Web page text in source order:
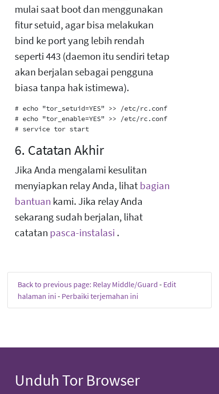
mulai saat boot dan menggunakan
fitur setuid, agar bisa melakukan
bind ke port yang lebih rendah
seperti 443 (daemon itu sendiri tetap
akan berjalan sebagai pengguna
biasa tanpa hak istimewa).
# echo "tor_setuid=YES" >> /etc/rc.conf
# echo "tor_enable=YES" >> /etc/rc.conf
6. Catatan Akhir
Jika Anda mengalami kesulitan
menyiapkan relay Anda, lihatbagian
bantuan kami. Jika relay Anda
sekarang sudah berjalan, lihat
catatan pasca-instalasi .
Back to previous page: Relay Middle/Guard - Edit
halaman ini - Perbaiki terjemahan ini
Unduh Tor Browser